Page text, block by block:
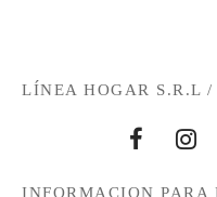
LÍNEA HOGAR S.R.L /
INFORMACION PARA